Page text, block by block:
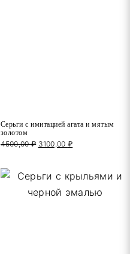
Серьги с имитацией агата и мятым
золотом
4500,00₽ Первоначальная
4500,00 ₽.
3100,00 ₽